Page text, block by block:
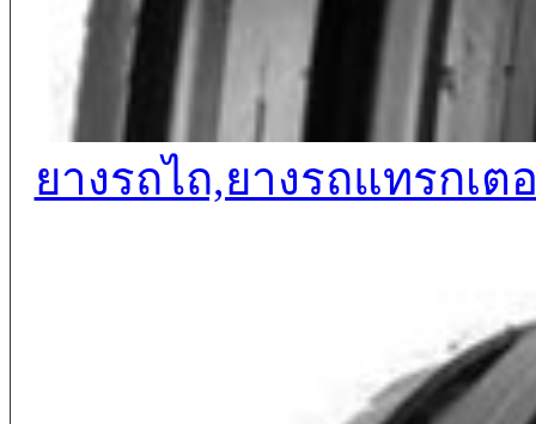
ยางรถไถ,ยางรถแทรกเตอ